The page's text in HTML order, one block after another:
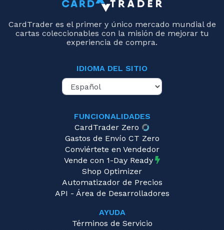
CardTrader es el primer y único mercado mundial de
cartas coleccionables con la misión de mejorar tu
experiencia de compra.
IDIOMA DEL SITIO
FUNCIONALIDADES
CardTrader Zero
Gastos de Envío CT Zero
Conviértete en Vendedor
Vende con 1-Day Ready
Shop Optimizer
Automatizador de Precios
API - Área de Desarrolladores
AYUDA
Términos de Servicio